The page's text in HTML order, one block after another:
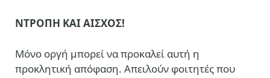
ΝΤΡΟΠΗ ΚΑΙ ΑΙΣΧΟΣ!
Μόνο οργή μπορεί να προκαλεί αυτή η
προκλητική απόφαση. Απειλούν φοιτητές που